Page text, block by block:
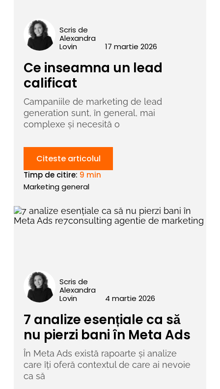
Scris de
Alexandra
Lovin
17 martie 2026
Ce inseamna un lead
calificat
Campaniile de marketing de lead
generation sunt, în general, mai
complexe și necesită o
Citeste articolul
Timp de citire: 9 min
Marketing general
Scris de
Alexandra
Lovin
4 martie 2026
7 analize esențiale ca să
nu pierzi bani în Meta Ads
În Meta Ads există rapoarte și analize
care îți oferă contextul de care ai nevoie
ca să